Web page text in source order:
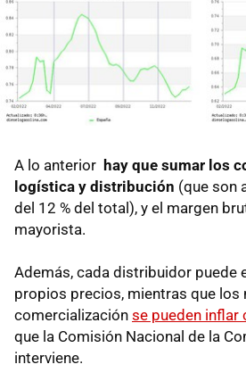
A lo anterior hay que sumar los
logística y distribución (que son
del 12 % del total), y el margen
mayorista.
Además, cada distribuidor puede
propios precios, mientras que los
comercialización se pueden inflar
que la Comisión Nacional de la
interviene.